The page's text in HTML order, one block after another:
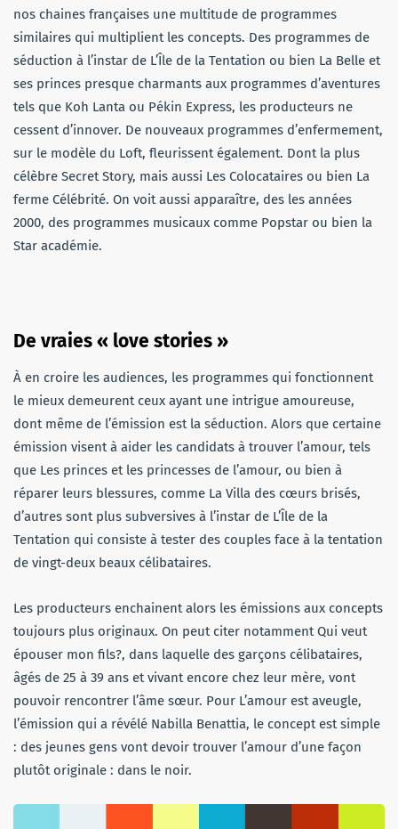
nos chaines françaises une multitude de programmes
similaires qui multiplient les concepts. Des programmes de
séduction à l’instar de L’Île de la Tentation ou bien La Belle et
ses princes presque charmants aux programmes d’aventures
tels que Koh Lanta ou Pékin Express, les producteurs ne
cessent d’innover. De nouveaux programmes d’enfermement,
sur le modèle du Loft, fleurissent également. Dont la plus
célèbre Secret Story, mais aussi Les Colocataires ou bien La
ferme Célébrité. On voit aussi apparaître, des les années
2000, des programmes musicaux comme Popstar ou bien la
Star académie.
De vraies « love stories »
À en croire les audiences, les programmes qui fonctionnent
le mieux demeurent ceux ayant une intrigue amoureuse,
dont même de l’émission est la séduction. Alors que certaine
émission visent à aider les candidats à trouver l’amour, tels
que Les princes et les princesses de l’amour, ou bien à
réparer leurs blessures, comme La Villa des cœurs brisés,
d’autres sont plus subversives à l’instar de L’Île de la
Tentation qui consiste à tester des couples face à la tentation
de vingt-deux beaux célibataires.
Les producteurs enchainent alors les émissions aux concepts
toujours plus originaux. On peut citer notamment Qui veut
épouser mon fils?, dans laquelle des garçons célibataires,
âgés de 25 à 39 ans et vivant encore chez leur mère, vont
pouvoir rencontrer l’âme sœur. Pour L’amour est aveugle,
l’émission qui a révélé Nabilla Benattia, le concept est simple
: des jeunes gens vont devoir trouver l’amour d’une façon
plutôt originale : dans le noir.